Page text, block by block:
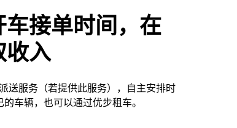
车接单时间，在
收入
送服务（若提供此服务），自主安排时
车辆，也可以通过优步租车。